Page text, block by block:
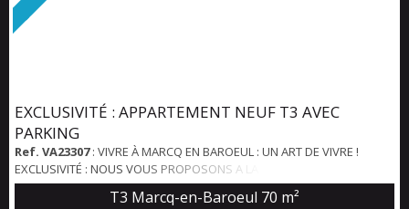
EXCLUSIVITÉ : APPARTEMENT NEUF T3 AVEC
PARKING
Ref. VA23307: VIVRE À MARCQ EN BAROEUL : UN ART DE VIVRE !
EXCLUSIVITÉ : NOUS VOUS PROPOSONS A LA VENTE CET
APPARTEMENT NEUF RÉCEPTIONNÉ EN 2026 D'UNE SUPERFICIE
HABITABLE DE 70M2. BELLE ENTRÉE POSSIBILITÉ GRAND PLACARD
T3 Marcq-en-Baroeul 70 m²